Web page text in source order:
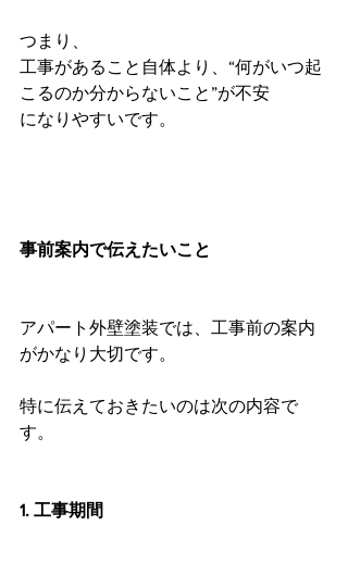
つまり、
工事があること自体より、“何がいつ起
こるのか分からないこと”が不安
になりやすいです。
事前案内で伝えたいこと
アパート外壁塗装では、工事前の案内
がかなり大切です。
特に伝えておきたいのは次の内容で
す。
1. 工事期間